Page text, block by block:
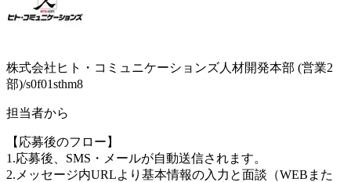
株式会社ヒト・コミュニケーションズ人材開発本部 (営業2
部)/s0f01sthm8
担当者から
【応募後のフロー】
1.応募後、SMS・メールが自動送信されます。
2.メッセージ内URLより基本情報の入力と面談（WEBまた